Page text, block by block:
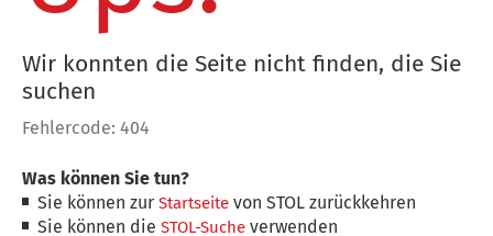
Wir konnten die Seite nicht finden, die Sie
suchen
Fehlercode: 404
Was können Sie tun?
Sie können zurStartseite von STOL zurückkehren
Sie können dieSTOL-Suche verwenden